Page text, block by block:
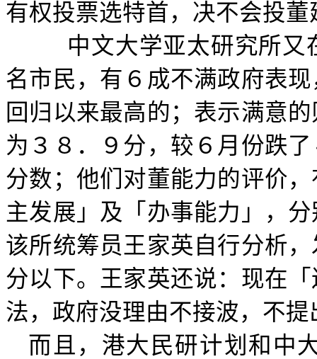
有权投票选特首，决不会投
中文大学亚太研究所
名市民，有６成不满政府表
回归以来最高的；表示满意
为３８．９分，较６月份跌
分数；他们对董能力的评价
主发展」及「办事能力」，
该所统筹员王家英自行分析
分以下。王家英还说：现在
法，政府没理由不接波，不
而且，港大民研计划和中